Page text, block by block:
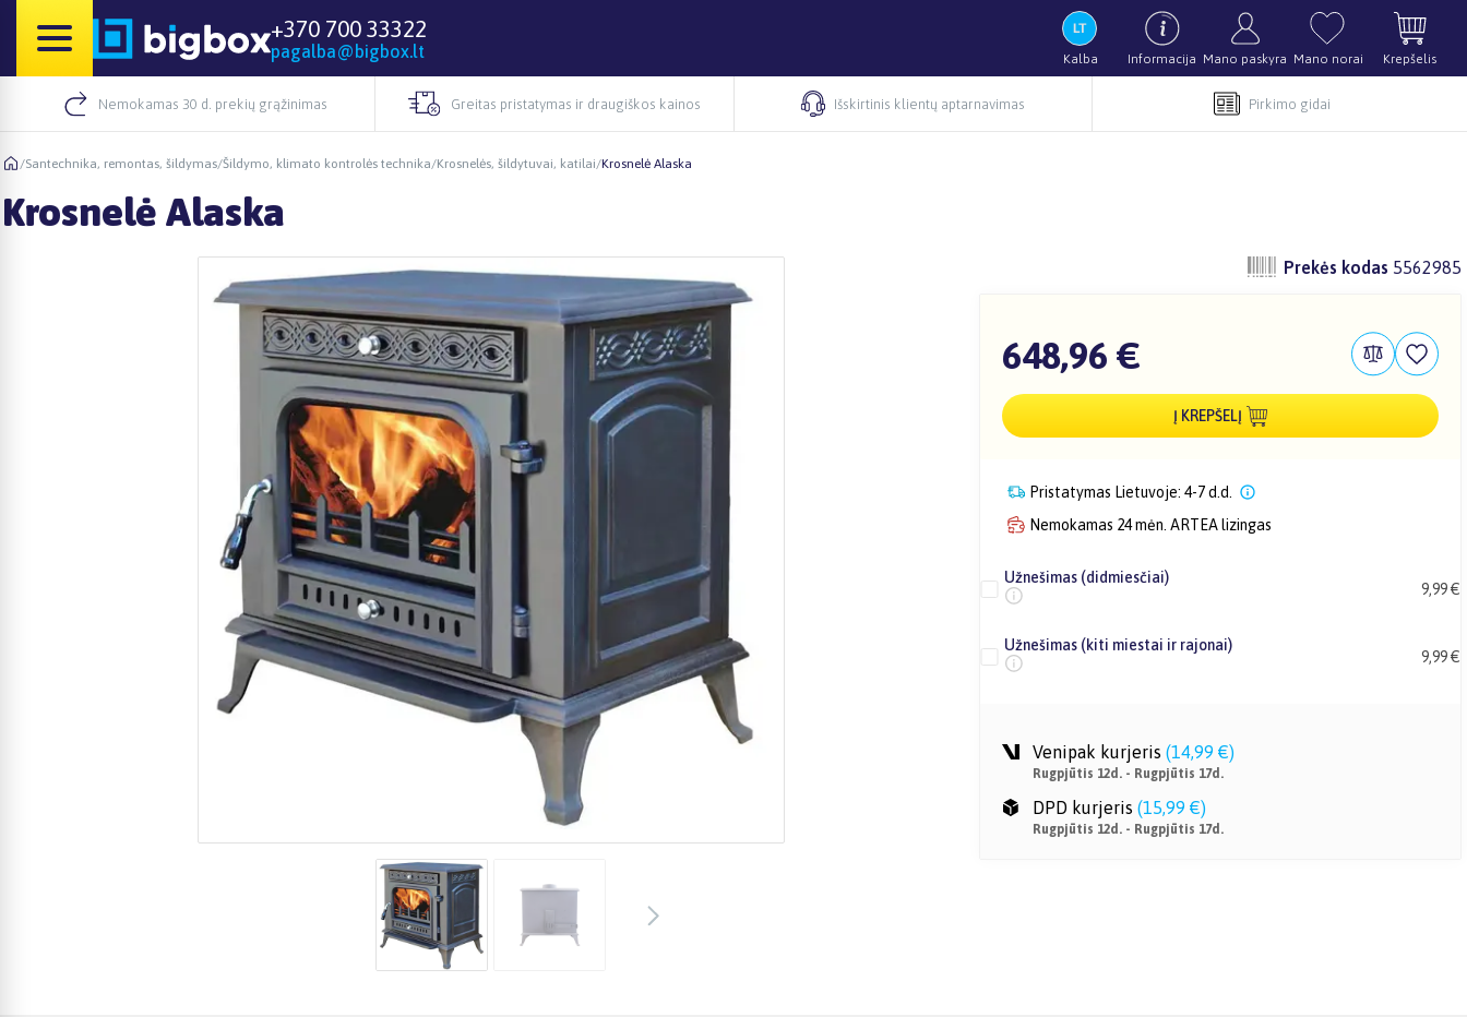
+370 700 33322
pagalba@bigbox.lt Kalba Informacija Mano paskyra Mano norai Krepšelis
Nemokamas 30 d. prekių grąžinimas Greitas pristatymas ir draugiškos kainos Išskirtinis klientų aptarnavimas Pirkimo gidai
/Santechnika, remontas, šildymas/Šildymo, klimato kontrolės technika/Krosnelės, šildytuvai, katilai/Krosnelė Alaska
Krosnelė Alaska
Prekės kodas 5562985
648,96 €
Į KREPŠELĮ
Pristatymas Lietuvoje: 4-7 d.d.
Nemokamas 24 mėn. ARTEA lizingas
Užnešimas (didmiesčiai)
9,99 €
Užnešimas (kiti miestai ir rajonai)
9,99 €
Venipak kurjeris (14,99 €)
Rugpjūtis 12d. - Rugpjūtis 17d.
DPD kurjeris (15,99 €)
Rugpjūtis 12d. - Rugpjūtis 17d.